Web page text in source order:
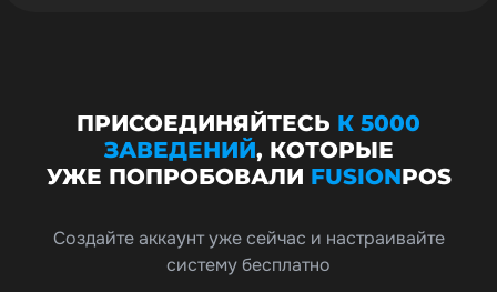
ПРИСОЕДИНЯЙТЕСЬ К 5000
ЗАВЕДЕНИЙ, КОТОРЫЕ
УЖЕ ПОПРОБОВАЛИ FUSIONPOS
Создайте аккаунт уже сейчас и настраивайте
систему бесплатно